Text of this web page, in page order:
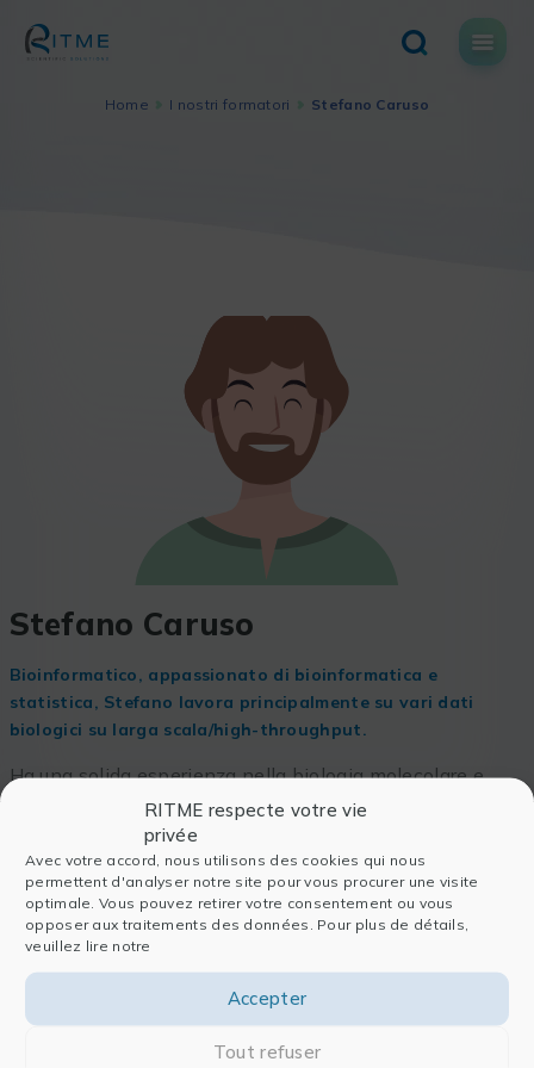
RITME respecte votre vie
privée
Avec votre accord, nous utilisons des cookies qui nous
permettent d'analyser notre site pour vous procurer une visite
optimale. Vous pouvez retirer votre consentement ou vous
opposer aux traitements des données. Pour plus de détails,
veuillez lire notre
Accepter
Tout refuser
content
Home I nostri formatori Stefano Caruso
Stefano Caruso
Bioinformatico, appassionato di bioinformatica e
statistica, Stefano lavora principalmente su vari dati
biologici su larga scala/high-throughput.
Ha una solida esperienza nella biologia molecolare e
cellulare del cancro. Assiste i nostri clienti nel settore
sanitario con questi problemi.